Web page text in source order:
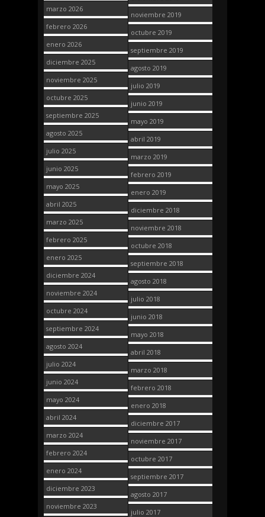
marzo 2026
febrero 2026
enero 2026
diciembre 2025
noviembre 2025
octubre 2025
septiembre 2025
agosto 2025
julio 2025
junio 2025
mayo 2025
abril 2025
marzo 2025
febrero 2025
enero 2025
diciembre 2024
noviembre 2024
octubre 2024
septiembre 2024
agosto 2024
julio 2024
junio 2024
mayo 2024
abril 2024
marzo 2024
febrero 2024
enero 2024
diciembre 2023
noviembre 2023
noviembre 2019
octubre 2019
septiembre 2019
agosto 2019
julio 2019
junio 2019
mayo 2019
abril 2019
marzo 2019
febrero 2019
enero 2019
diciembre 2018
noviembre 2018
octubre 2018
septiembre 2018
agosto 2018
julio 2018
junio 2018
mayo 2018
abril 2018
marzo 2018
febrero 2018
enero 2018
diciembre 2017
noviembre 2017
octubre 2017
septiembre 2017
agosto 2017
julio 2017